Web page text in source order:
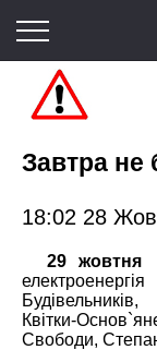
Завтра не
18:02 28
29
Квітки-
Свободи,